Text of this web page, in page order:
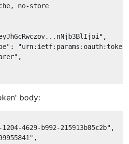
no-store
body:
4629-b992-215913b85c2b" ,
,